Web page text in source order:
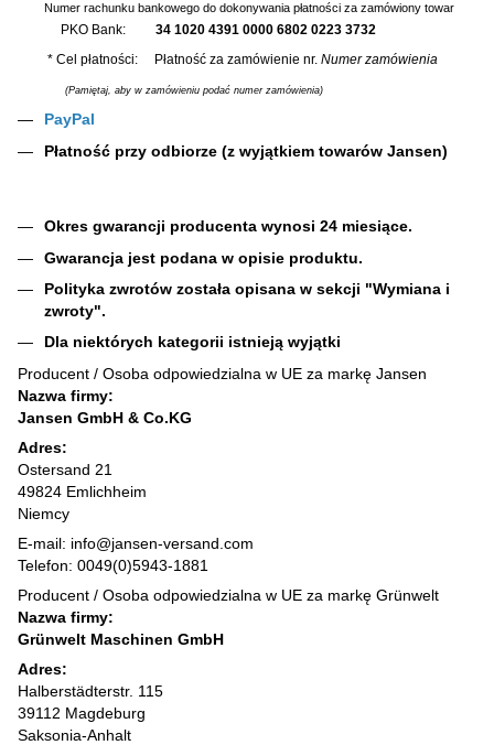
Numer rachunku bankowego do dokonywania płatności za zamówiony towar
PKO Bank: 34 1020 4391 0000 6802 0223 3732
* Cel płatności: Płatność za zamówienie nr. Numer zamówienia
(Pamiętaj, aby w zamówieniu podać numer zamówienia)
PayPal
Płatność przy odbiorze (z wyjątkiem towarów Jansen)
Okres gwarancji producenta wynosi 24 miesiące.
Gwarancja jest podana w opisie produktu.
Polityka zwrotów została opisana w sekcji "Wymiana i
zwroty".
Dla niektórych kategorii istnieją wyjątki
Producent / Osoba odpowiedzialna w UE za markę Jansen
Nazwa firmy:
Jansen GmbH & Co.KG
Adres:
Ostersand 21
49824 Emlichheim
Niemcy
E-mail: info@jansen-versand.com
Telefon: 0049(0)5943-1881
Producent / Osoba odpowiedzialna w UE za markę Grünwelt
Nazwa firmy:
Grünwelt Maschinen GmbH
Adres:
Halberstädterstr. 115
39112 Magdeburg
Saksonia-Anhalt